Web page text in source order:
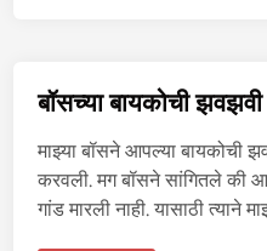
झ
व
वी
स्व
प्न
-
५
बॉसच्या बायकोची
माझ्या बॉसने आपल्या बायकोची
करवली. मग बॉसने सांगितले की
गांड मारली नाही. यासाठी त्याने